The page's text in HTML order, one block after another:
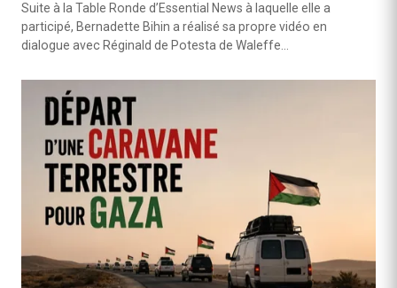
Suite à la Table Ronde d’Essential News à laquelle elle a
participé, Bernadette Bihin a réalisé sa propre vidéo en
dialogue avec Réginald de Potesta de Waleffe…